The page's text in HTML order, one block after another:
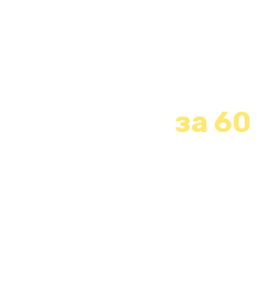
за